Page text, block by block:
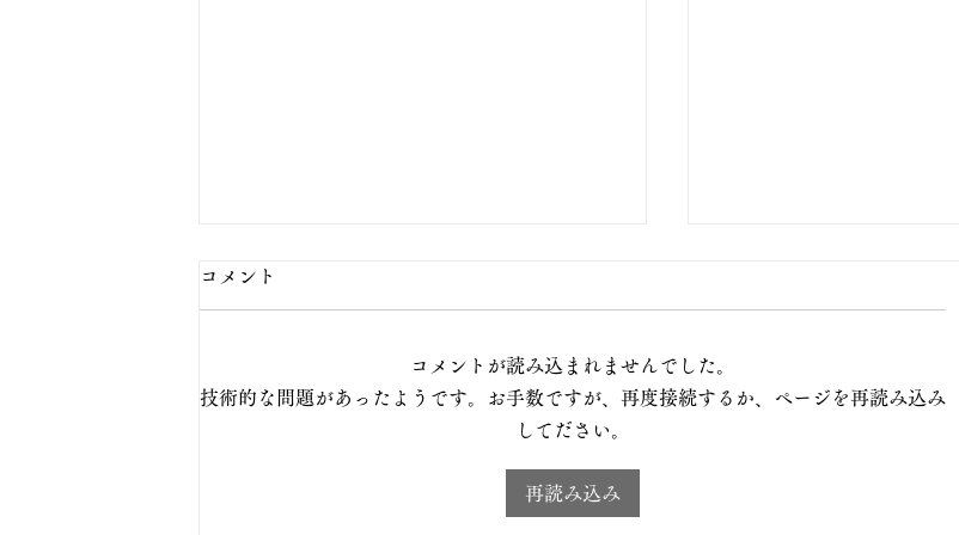
TOMBORI 203、TOMBORI 204 夏休
コメント
コメントが読み込まれませんでした。
技術的な問題があったようです。お手数ですが、再度接続するか、ページを再読み込み
してださい。
再読み込み